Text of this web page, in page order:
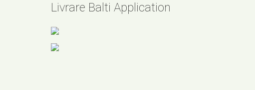
Livrare Balti Application